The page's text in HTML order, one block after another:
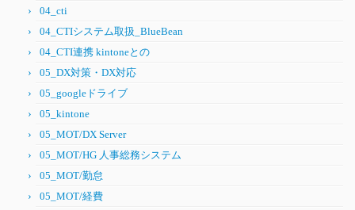
04_cti
04_CTIシステム取扱_BlueBean
04_CTI連携 kintoneとの
05_DX対策・DX対応
05_googleドライブ
05_kintone
05_MOT/DX Server
05_MOT/HG 人事総務システム
05_MOT/勤怠
05_MOT/経費